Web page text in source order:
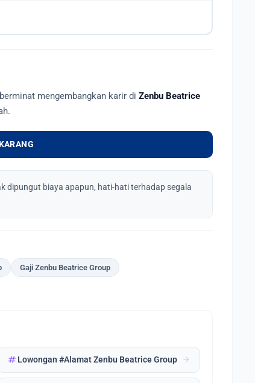
mengembangkan karir di Zenbu Beatrice
dipungut biaya apapun, hati-hati terhadap segala
Gaji Zenbu Beatrice Group
tagLowongan #Alamat Zenbu Beatrice Group arrow_forward